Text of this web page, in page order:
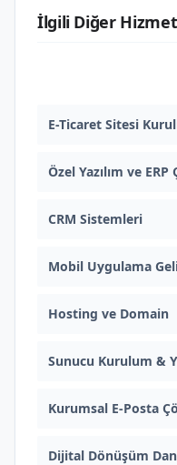
İlgili Diğer
E-Ticaret Sitesi
Özel Yazılım ve
CRM Sistemleri
Mobil Uygulama
Hosting ve Domain
Sunucu Kurulum &
Kurumsal E-Posta
Dijital Dönüşüm